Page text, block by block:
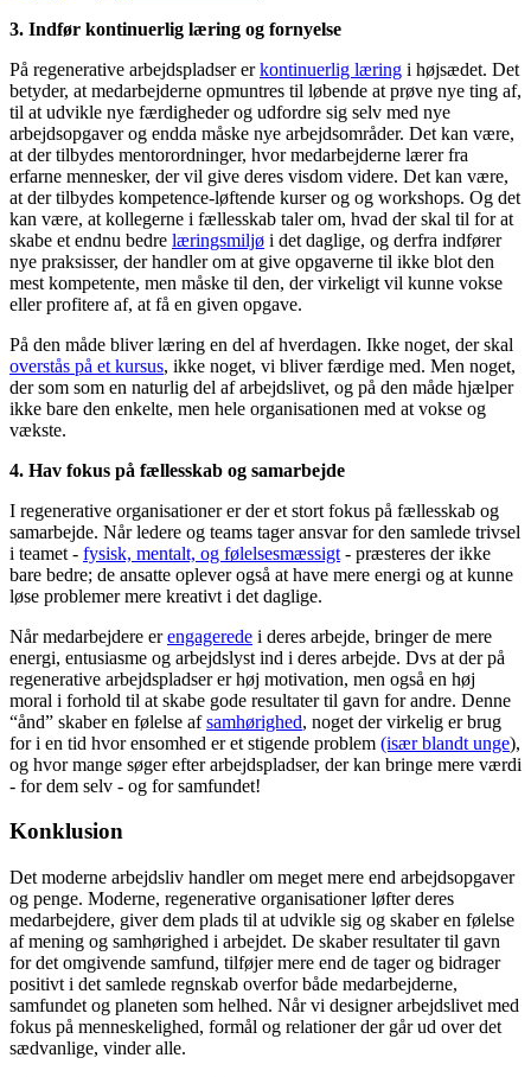
3. Indfør kontinuerlig læring og fornyelse
På regenerative arbejdspladser erkontinuerlig læring i højsædet. Det
betyder, at medarbejderne opmuntres til løbende at prøve nye ting af,
til at udvikle nye færdigheder og udfordre sig selv med nye
arbejdsopgaver og endda måske nye arbejdsområder. Det kan være,
at der tilbydes mentorordninger, hvor medarbejderne lærer fra
erfarne mennesker, der vil give deres visdom videre. Det kan være,
at der tilbydes kompetence-løftende kurser og og workshops. Og det
kan være, at kollegerne i fællesskab taler om, hvad der skal til for at
skabe et endnu bedre læringsmiljø i det daglige, og derfra indfører
nye praksisser, der handler om at give opgaverne til ikke blot den
mest kompetente, men måske til den, der virkeligt vil kunne vokse
eller profitere af, at få en given opgave.
På den måde bliver læring en del af hverdagen. Ikke noget, der skal
overstås på et kursus, ikke noget, vi bliver færdige med. Men noget,
der som som en naturlig del af arbejdslivet, og på den måde hjælper
ikke bare den enkelte, men hele organisationen med at vokse og
vækste.
4. Hav fokus på fællesskab og samarbejde
I regenerative organisationer er der et stort fokus på fællesskab og
samarbejde. Når ledere og teams tager ansvar for den samlede trivsel
i teamet - fysisk, mentalt, og følelsesmæssigt - præsteres der ikke
bare bedre; de ansatte oplever også at have mere energi og at kunne
løse problemer mere kreativt i det daglige.
Når medarbejdere erengagerede i deres arbejde, bringer de mere
energi, entusiasme og arbejdslyst ind i deres arbejde. Dvs at der på
regenerative arbejdspladser er høj motivation, men også en høj
moral i forhold til at skabe gode resultater til gavn for andre. Denne
“ånd” skaber en følelse afsamhørighed, noget der virkelig er brug
for i en tid hvor ensomhed er et stigende problem (især blandt unge),
og hvor mange søger efter arbejdspladser, der kan bringe mere værdi
- for dem selv - og for samfundet!
Konklusion
Det moderne arbejdsliv handler om meget mere end arbejdsopgaver
og penge. Moderne, regenerative organisationer løfter deres
medarbejdere, giver dem plads til at udvikle sig og skaber en følelse
af mening og samhørighed i arbejdet. De skaber resultater til gavn
for det omgivende samfund, tilføjer mere end de tager og bidrager
positivt i det samlede regnskab overfor både medarbejderne,
samfundet og planeten som helhed. Når vi designer arbejdslivet med
fokus på menneskelighed, formål og relationer der går ud over det
sædvanlige, vinder alle.